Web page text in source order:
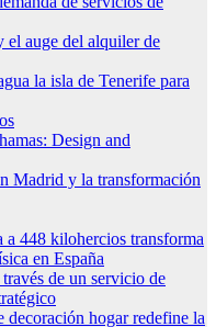
el auge del alquiler de
la isla de Tenerife para
Design and
Madrid y la transformación
448 kilohercios transforma
en España
de un servicio de
decoración hogar redefine la